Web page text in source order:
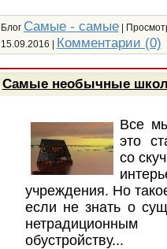
Блог Самые - самые|
15.09.2016 | Комментарии (0)
Самые необычные
Все
это
со
учреждения. Но
если не знать о
обустройству...